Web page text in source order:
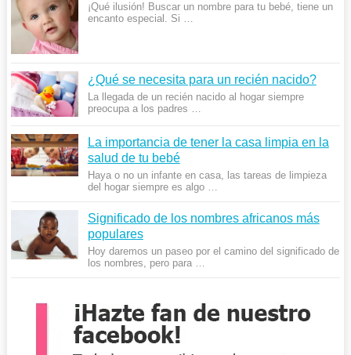
¡Qué ilusión! Buscar un nombre para tu bebé, tiene un
encanto especial. Si …
¿Qué se necesita para un recién nacido?
La llegada de un recién nacido al hogar siempre
preocupa a los padres …
La importancia de tener la casa limpia en la
salud de tu bebé
Haya o no un infante en casa, las tareas de limpieza
del hogar siempre es algo …
Significado de los nombres africanos más
populares
Hoy daremos un paseo por el camino del significado de
los nombres, pero para …